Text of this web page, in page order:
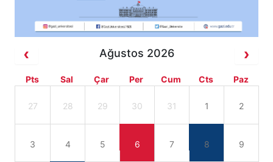
Ağustos 2026
Pts Sal Çar Per Cum Cts Paz
27 28 29 30 31 1 2
3 4 5 6 7 8 9